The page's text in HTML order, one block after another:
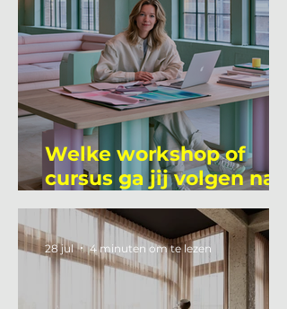
Welke workshop of
cursus ga jij volgen na
je vakantie?
28 jul 4 minuten om te lezen